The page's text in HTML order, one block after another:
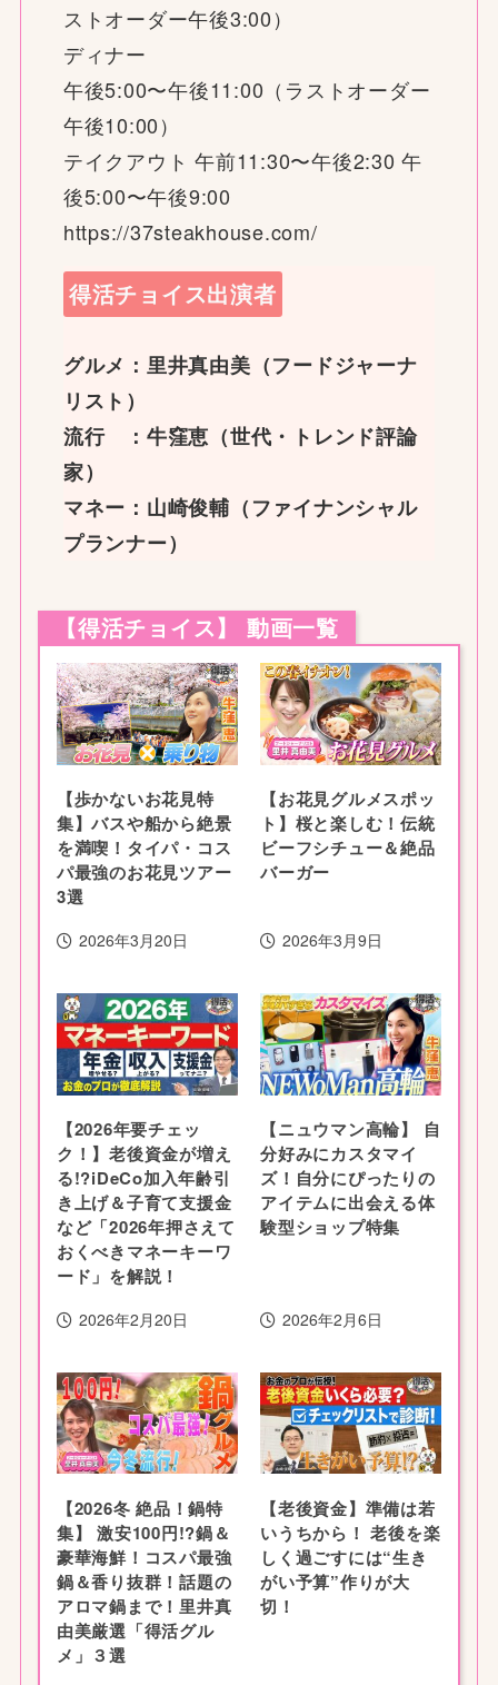
ストオーダー午後3:00）
ディナー
午後5:00〜午後11:00（ラストオーダー
午後10:00）
テイクアウト 午前11:30〜午後2:30 午
後5:00〜午後9:00
https://37steakhouse.com/
得活チョイス出演者
グルメ：里井真由美（フードジャーナ
リスト）
流行 ：牛窪恵（世代・トレンド評論
家）
マネー：山崎俊輔（ファイナンシャル
プランナー）
【得活チョイス】 動画一覧
【歩かないお花見特
集】バスや船から絶景
を満喫！タイパ・コス
パ最強のお花見ツアー
3選
2026年3月20日
【お花見グルメスポッ
ト】桜と楽しむ！伝統
ビーフシチュー＆絶品
バーガー
2026年3月9日
【2026年要チェッ
ク！】老後資金が増え
る!?iDeCo加入年齢引
き上げ＆子育て支援金
など「2026年押さえて
おくべきマネーキーワ
ード」を解説！
2026年2月20日
【ニュウマン高輪】 自
分好みにカスタマイ
ズ！自分にぴったりの
アイテムに出会える体
験型ショップ特集
2026年2月6日
【2026冬 絶品！鍋特
集】 激安100円!?鍋＆
豪華海鮮！コスパ最強
鍋＆香り抜群！話題の
アロマ鍋まで！里井真
由美厳選「得活グル
メ」３選
【老後資金】準備は若
いうちから！ 老後を楽
しく過ごすには“生き
がい予算”作りが大
切！